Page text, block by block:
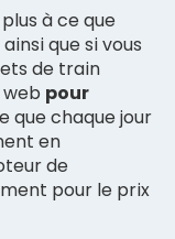
à ce que
que si vous
de train
pour
que chaque jour
en
de
pour le prix